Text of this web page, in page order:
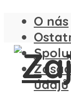
O nás
údajů